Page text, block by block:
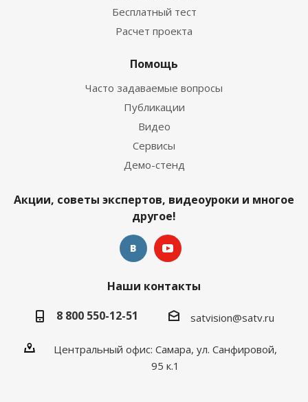
Бесплатный тест
Расчет проекта
Помощь
Часто задаваемые вопросы
Публикации
Видео
Сервисы
Демо-стенд
Акции, советы экспертов, видеоуроки и многое
другое!
Наши контакты
8 800 550-12-51
satvision@satv.ru
Центральный офис: Самара, ул. Санфировой,
95 к.1